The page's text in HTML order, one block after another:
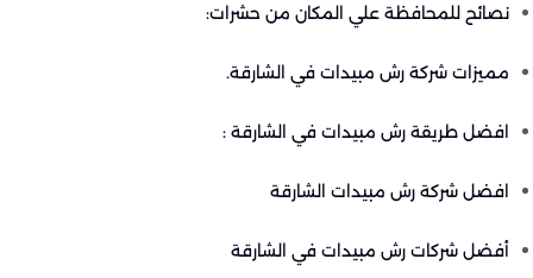
نصائح للمحافظة علي المكان من حشرات:
مميزات شركة رش مبيدات في الشارقة.
افضل طريقة رش مبيدات في الشارقة :
افضل شركة رش مبيدات الشارقة
أفضل شركات رش مبيدات في الشارقة